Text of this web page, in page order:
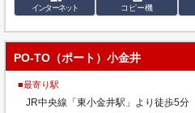
インターネット コピー機
PO-TO（ポート）小金井
■最寄り駅
JR中央線「東小金井駅」より徒歩5分